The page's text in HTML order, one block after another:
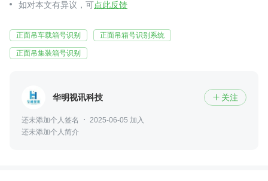
如对本文有异议，可点此反馈
正面吊车载箱号识别 正面吊箱号识别系统
正面吊集装箱号识别
华明视讯科技  关注
还未添加个人签名
2025-06-05 加入
还未添加个人简介